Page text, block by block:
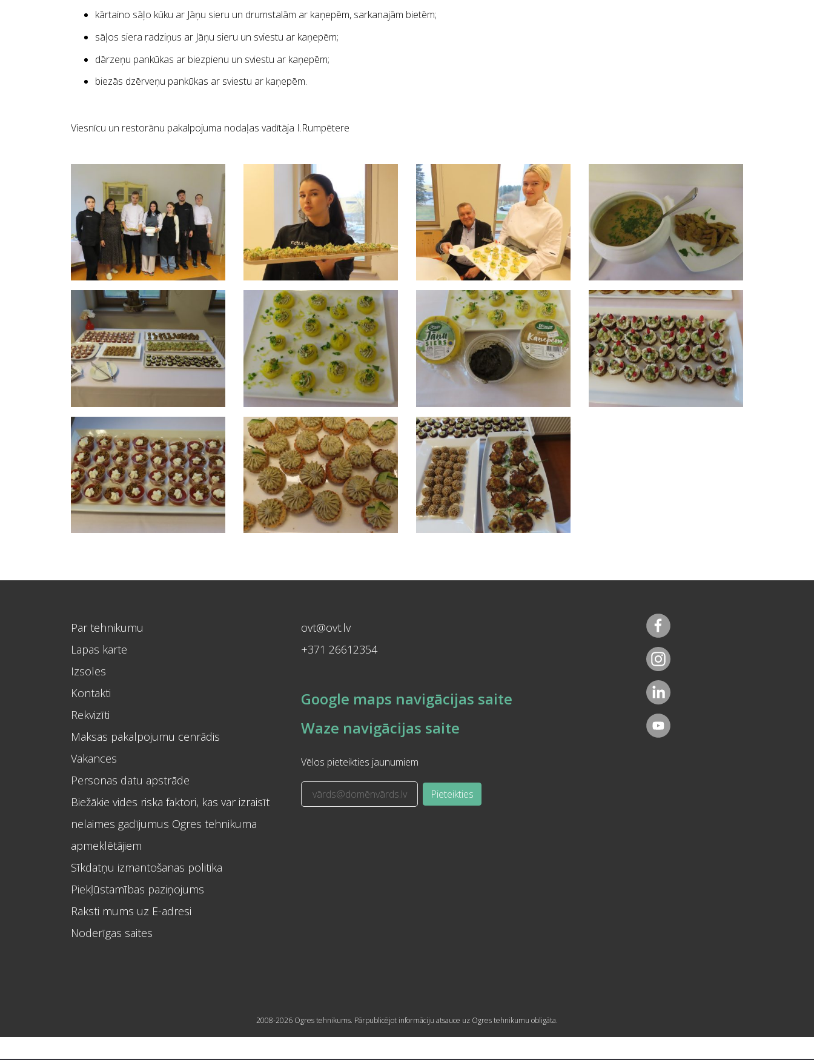
kārtaino sāļo kūku ar Jāņu sieru un drumstalām ar kaņepēm, sarkanajām bietēm;
sāļos siera radziņus ar Jāņu sieru un sviestu ar kaņepēm;
dārzeņu pankūkas ar biezpienu un sviestu ar kaņepēm;
biezās dzērveņu pankūkas ar sviestu ar kaņepēm.
Viesnīcu un restorānu pakalpojuma nodaļas vadītāja I.Rumpētere
Par tehnikumu
Lapas karte
Izsoles
Kontakti
Rekvizīti
Maksas pakalpojumu cenrādis
Vakances
Personas datu apstrāde
Biežākie vides riska faktori, kas var izraisīt
nelaimes gadījumus Ogres tehnikuma
apmeklētājiem
Sīkdatņu izmantošanas politika
Piekļūstamības paziņojums
Raksti mums uz E-adresi
Noderīgas saites
ovt@ovt.lv
+371 26612354
Google maps navigācijas saite
Waze navigācijas saite
Vēlos pieteikties jaunumiem
Pieteikties
2008-2026 Ogres tehnikums. Pārpublicējot informāciju atsauce uz Ogres tehnikumu obligāta.